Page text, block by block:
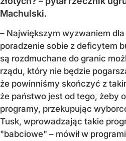
Machulski.
– Największym wyzwaniem
poradzenie sobie z deficytem
są rozdmuchane do granic
rządu, który nie będzie
że powinniśmy skończyć z
że państwo jest od tego, żeby
programy, przekupując
Tusk, wprowadzając takie
"babciowe" – mówił w